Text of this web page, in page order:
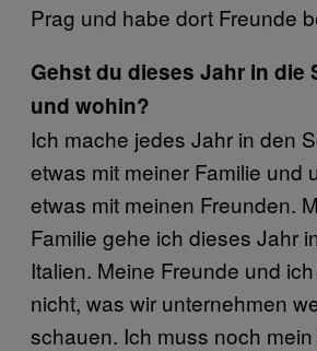
Prag und habe dort Freunde
Gehst du dieses Jahr in die
und wohin?
Ich mache jedes Jahr in den
etwas mit meiner Familie und
etwas mit meinen Freunden.
Familie gehe ich dieses Jahr
Italien. Meine Freunde und
nicht, was wir unternehmen
schauen. Ich muss noch